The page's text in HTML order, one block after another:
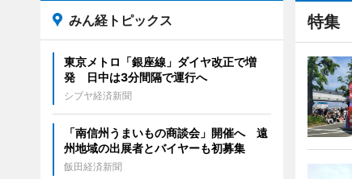
特集
みん経トピックス
東京メトロ「銀座線」ダイヤ改正で増
発 日中は3分間隔で運行へ
シブヤ経済新聞
「南信州うまいもの商談会」開催へ 遠
州地域の出展者とバイヤーも初募集
飯田経済新聞